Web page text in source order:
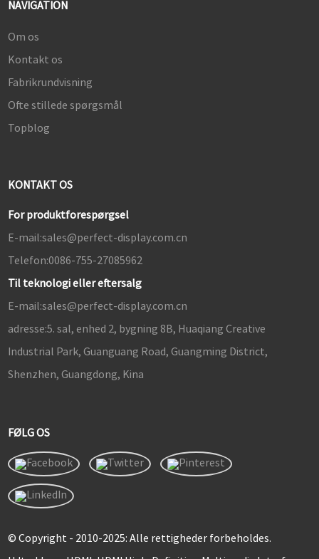
NAVIGATION
Om os
Kontakt os
Fabrikrundvisning
Ofte stillede spørgsmål
Topblog
KONTAKT OS
For produktforespørgsel
E-mail:sales@perfect-display.com.cn
Telefon:0086-755-27085962
Til teknologi eller eftersalg
E-mail:sales@perfect-display.com.cn
adresse:5. sal, enhed 2, bygning 8B, Huaqiang Creative
Industrial Park, Guanguang Road, Guangming District,
Shenzhen, Guangdong, Kina
FØLG OS
© Copyright - 2010-2025: Alle rettigheder forbeholdes.